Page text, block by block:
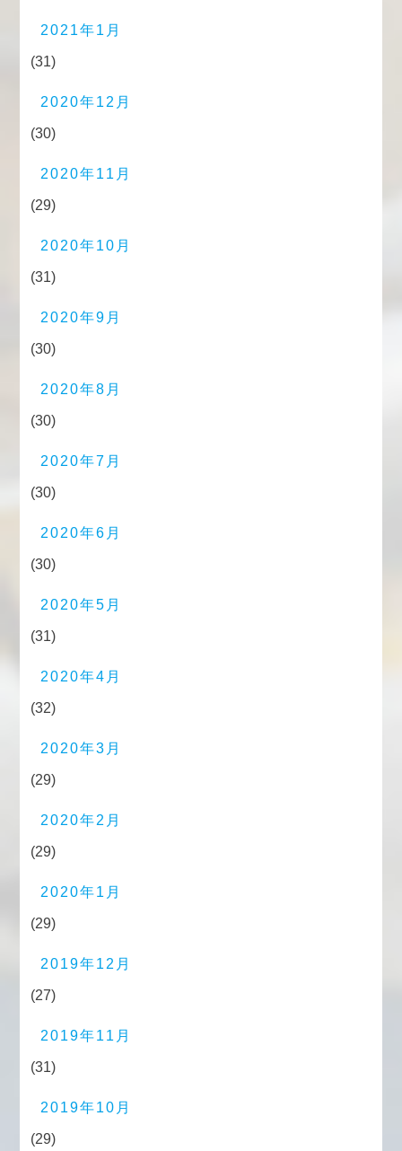
2021年1月
(31)
2020年12月
(30)
2020年11月
(29)
2020年10月
(31)
2020年9月
(30)
2020年8月
(30)
2020年7月
(30)
2020年6月
(30)
2020年5月
(31)
2020年4月
(32)
2020年3月
(29)
2020年2月
(29)
2020年1月
(29)
2019年12月
(27)
2019年11月
(31)
2019年10月
(29)